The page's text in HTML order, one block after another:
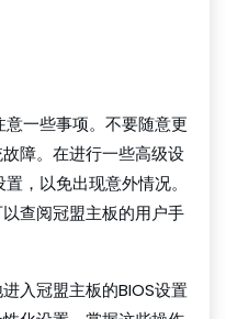
一些事项。不要随意更
障。在进行一些高级设
，以免出现意外情况。
查阅冠盟主板的用户手
入冠盟主板的BIOS设置